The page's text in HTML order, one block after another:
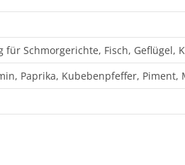
Schmorgerichte, Fisch, Geflügel,
Paprika, Kubebenpfeffer, Piment,